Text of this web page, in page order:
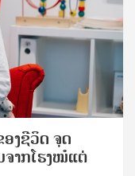
ງຊີວິດ ຈຸດ
າກໂຮງໝໍແຕ່